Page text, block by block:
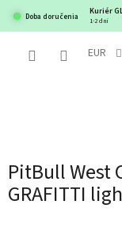
obsah
Doba doručenia
Kuriér
1-2 dni
EUR
PitBull West
GRAFITTI